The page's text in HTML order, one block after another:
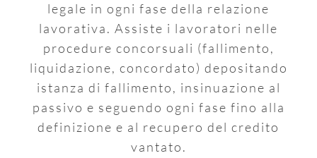
legale in ogni fase della relazione
lavorativa. Assiste i lavoratori nelle
procedure concorsuali (fallimento,
liquidazione, concordato) depositando
istanza di fallimento, insinuazione al
passivo e seguendo ogni fase fino alla
definizione e al recupero del credito
vantato.